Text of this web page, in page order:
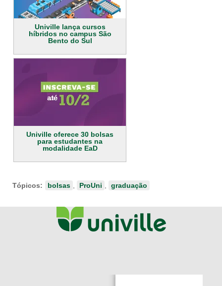
Univille lança cursos
híbridos no campus São
Bento do Sul
Univille oferece 30 bolsas
para estudantes na
modalidade EaD
Tópicos: bolsas ProUni graduação